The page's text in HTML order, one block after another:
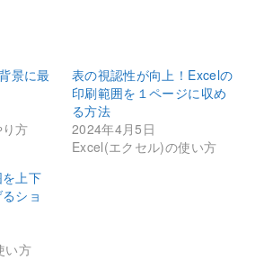
景に最
方
表の視認性が向上！Excelの
印刷範囲を１ページに収め
る方法
2024年4月5日
Excel(エクセル)の使い方
上下
ショ
い方